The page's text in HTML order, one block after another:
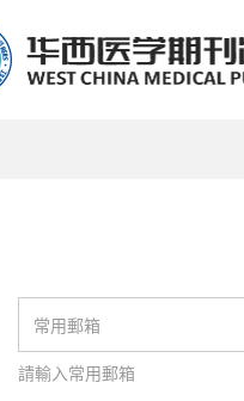
請輸入常用郵箱